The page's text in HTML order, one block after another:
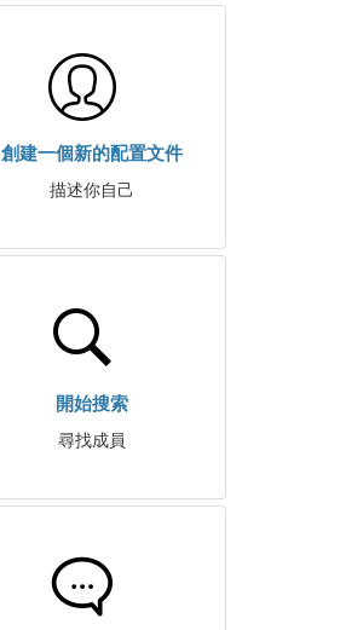
創建一個新的配置文件
描述你自己
開始搜索
尋找成員